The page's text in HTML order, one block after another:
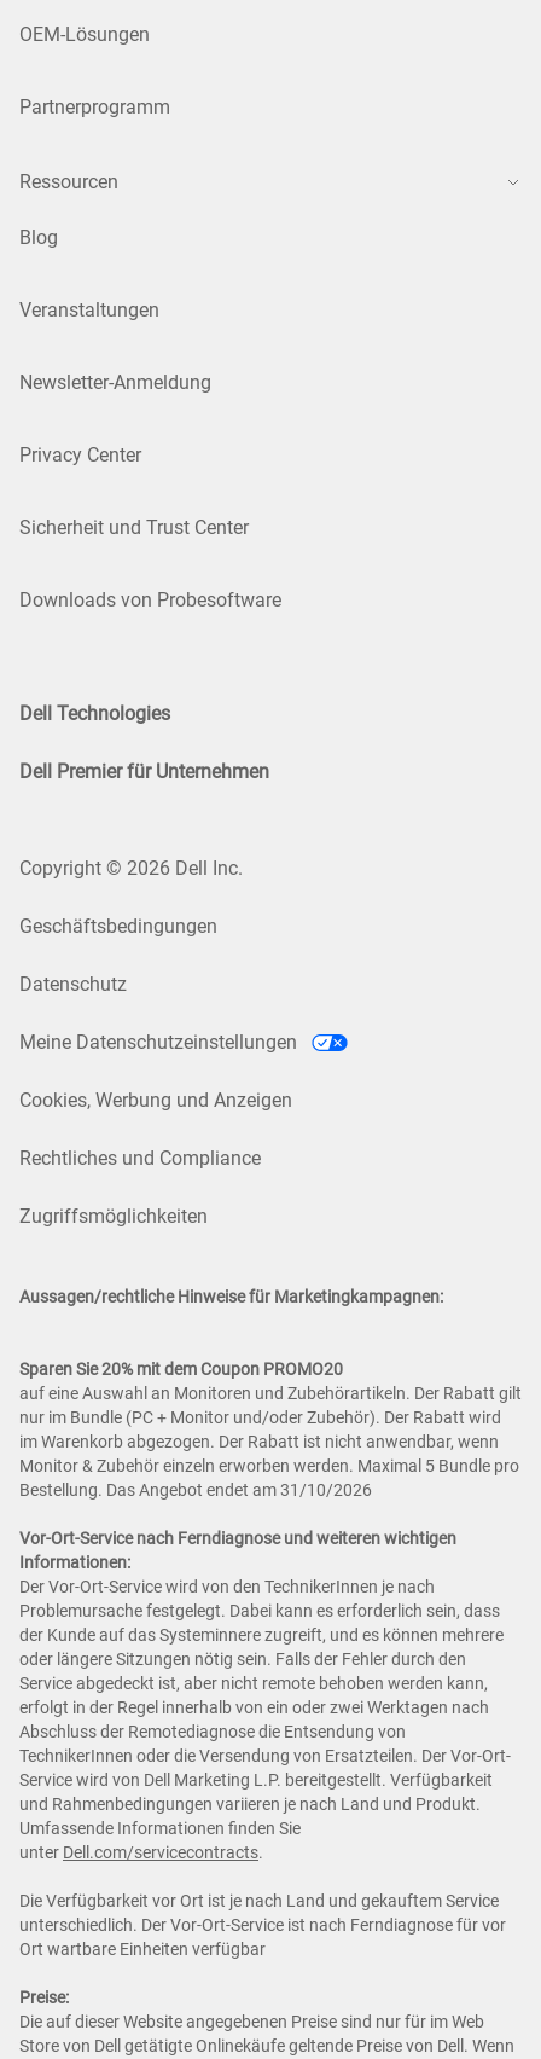
OEM-Lösungen
Partnerprogramm
Ressourcen
Blog
Veranstaltungen
Newsletter-Anmeldung
Privacy Center
Sicherheit und Trust Center
Downloads von Probesoftware
Dell Technologies
Dell Premier für Unternehmen
Copyright © 2026 Dell Inc.
Geschäftsbedingungen
Datenschutz
Meine Datenschutzeinstellungen
Cookies, Werbung und Anzeigen
Rechtliches und Compliance
Zugriffsmöglichkeiten
Aussagen/rechtliche Hinweise für Marketingkampagnen:
Sparen Sie 20% mit dem Coupon PROMO20
auf eine Auswahl an Monitoren und Zubehörartikeln. Der Rabatt gilt
nur im Bundle (PC + Monitor und/oder Zubehör). Der Rabatt wird
im Warenkorb abgezogen. Der Rabatt ist nicht anwendbar, wenn
Monitor & Zubehör einzeln erworben werden. Maximal 5 Bundle pro
Bestellung. Das Angebot endet am 31/10/2026
Vor-Ort-Service nach Ferndiagnose und weiteren wichtigen
Informationen:
Der Vor-Ort-Service wird von den TechnikerInnen je nach
Problemursache festgelegt. Dabei kann es erforderlich sein, dass
der Kunde auf das Systeminnere zugreift, und es können mehrere
oder längere Sitzungen nötig sein. Falls der Fehler durch den
Service abgedeckt ist, aber nicht remote behoben werden kann,
erfolgt in der Regel innerhalb von ein oder zwei Werktagen nach
Abschluss der Remotediagnose die Entsendung von
TechnikerInnen oder die Versendung von Ersatzteilen. Der Vor-Ort-
Service wird von Dell Marketing L.P. bereitgestellt. Verfügbarkeit
und Rahmenbedingungen variieren je nach Land und Produkt.
Umfassende Informationen finden Sie
unter Dell.com/servicecontracts.
Die Verfügbarkeit vor Ort ist je nach Land und gekauftem Service
unterschiedlich. Der Vor-Ort-Service ist nach Ferndiagnose für vor
Ort wartbare Einheiten verfügbar
Preise:
Die auf dieser Website angegebenen Preise sind nur für im Web
Store von Dell getätigte Onlinekäufe geltende Preise von Dell. Wenn